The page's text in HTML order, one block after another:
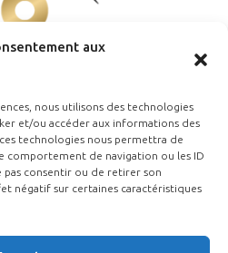
aux
nous utilisons des technologies
et/ou accéder aux informations des
technologies nous permettra de
comportement de navigation ou les ID
pas consentir ou de retirer son
négatif sur certaines caractéristiques
Gratuite